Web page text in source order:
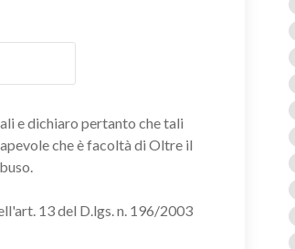
e dichiaro pertanto che tali
che è facoltà di Oltre il
13 del D.lgs. n. 196/2003